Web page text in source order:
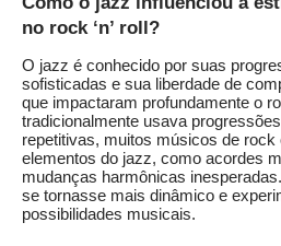
no rock ‘n’ roll?
O jazz é conhecido por suas
sofisticadas e sua liberdade de
que impactaram profundamente o
tradicionalmente usava
repetitivas, muitos músicos de
elementos do jazz, como acordes
mudanças harmônicas
se tornasse mais dinâmico e
possibilidades musicais.